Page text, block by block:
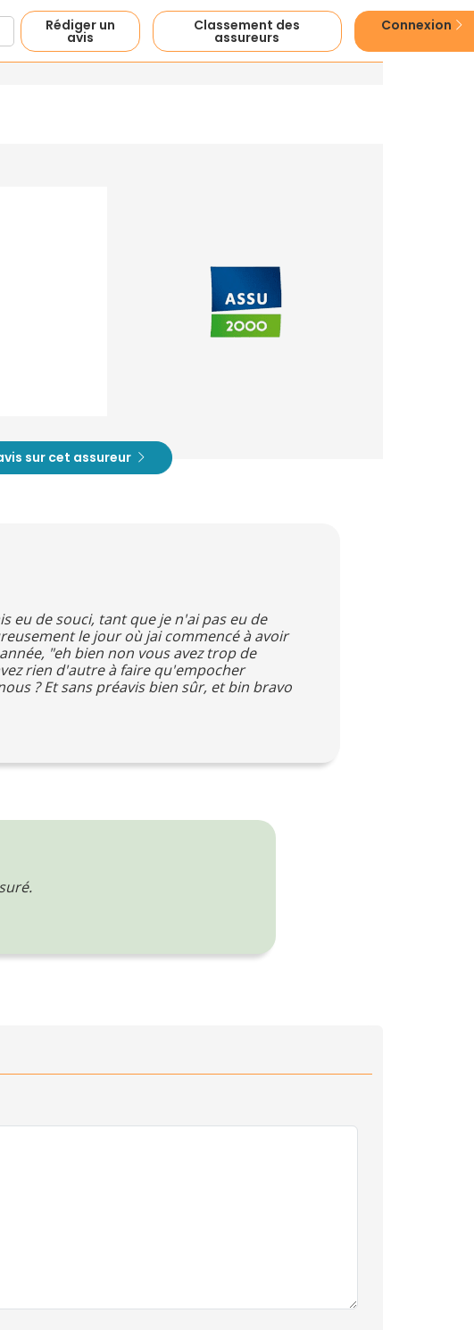
Rédiger un
avis
Classement des
assureurs
Connexion
sur cet assureur
eu de souci, tant que je n'ai pas eu de
le jour où jai commencé à avoir
"eh bien non vous avez trop de
rien d'autre à faire qu'empocher
? Et sans préavis bien sûr, et bin bravo